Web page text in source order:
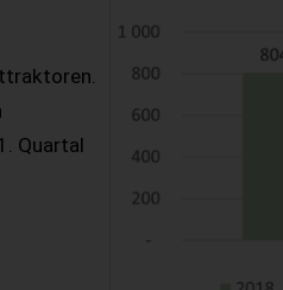
Quartal